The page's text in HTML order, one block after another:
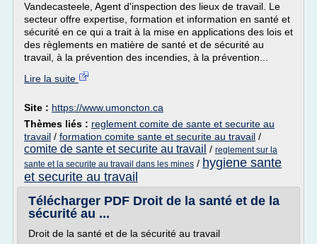
Vandecasteele, Agent d'inspection des lieux de travail. Le
secteur offre expertise, formation et information en santé et
sécurité en ce qui a trait à la mise en applications des lois et
des règlements en matière de santé et de sécurité au
travail, à la prévention des incendies, à la prévention...
Lire la suite
Site : https://www.umoncton.ca
Thèmes liés : reglement comite de sante et securite au
travail / formation comite sante et securite au travail /
comite de sante et securite au travail / reglement sur la
sante et la securite au travail dans les mines / hygiene sante
et securite au travail
Télécharger PDF Droit de la santé et de la
sécurité au ...
Droit de la santé et de la sécurité au travail